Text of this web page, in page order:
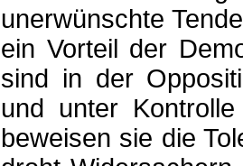
unerwünschte
ein Vorteil der
sind in der
und unter
beweisen sie die